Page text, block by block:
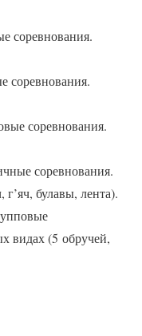
соревнования.
соревнования.
соревнования.
булавы, лента).
видах (5 обручей,